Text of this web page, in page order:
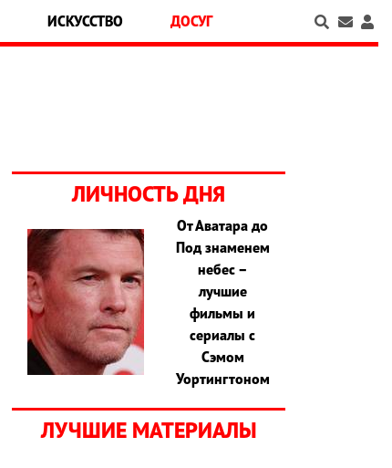
ИСКУССТВО ДОСУГ
ЛИЧНОСТЬ ДНЯ
От Аватара до
Под знаменем
небес –
лучшие
фильмы и
сериалы с
Сэмом
Уортингтоном
ЛУЧШИЕ МАТЕРИАЛЫ